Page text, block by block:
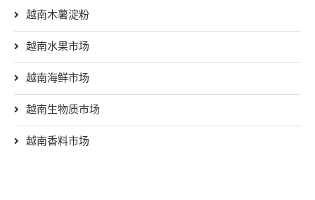
越南木薯淀粉
越南水果市场
越南海鲜市场
越南生物质市场
越南香料市场